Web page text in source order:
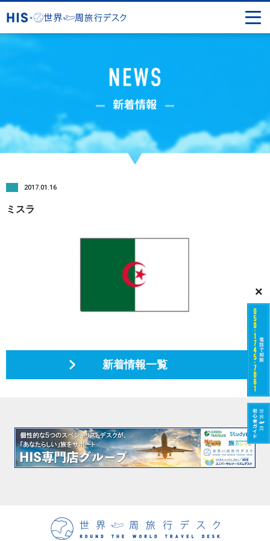
2017.01.16
ミスラ
新着情報一覧
×